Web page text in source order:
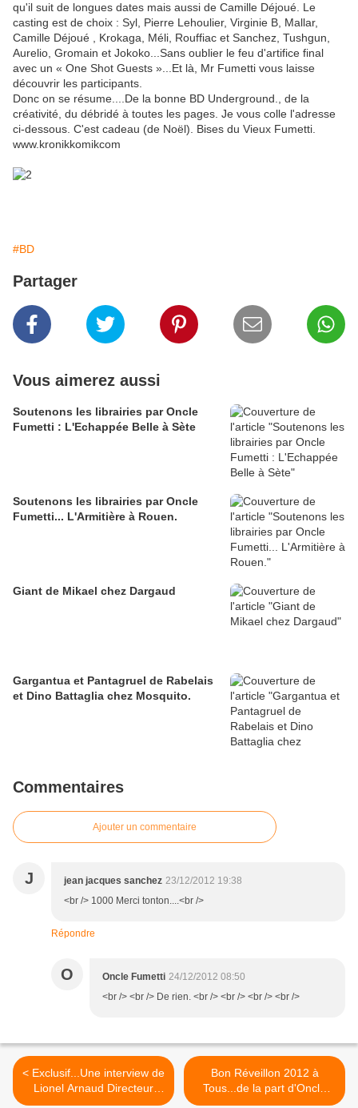
qu'il suit de longues dates mais aussi de Camille Déjoué. Le
casting est de choix : Syl, Pierre Lehoulier, Virginie B, Mallar,
Camille Déjoué , Krokaga, Méli, Rouffiac et Sanchez, Tushgun,
Aurelio, Gromain et Jokoko...Sans oublier le feu d'artifice final
avec un « One Shot Guests »...Et là, Mr Fumetti vous laisse
découvrir les participants.
Donc on se résume....De la bonne BD Underground., de la
créativité, du débridé à toutes les pages. Je vous colle l'adresse
ci-dessous. C'est cadeau (de Noël). Bises du Vieux Fumetti.
www.kronikkomikcom
#BD
Partager
Vous aimerez aussi
Soutenons les librairies par Oncle
Fumetti : L'Echappée Belle à Sète
Soutenons les librairies par Oncle
Fumetti... L'Armitière à Rouen.
Giant de Mikael chez Dargaud
Gargantua et Pantagruel de Rabelais
et Dino Battaglia chez Mosquito.
Commentaires
Ajouter un commentaire
J jean jacques sanchez 23/12/2012 19:38
<br /> 1000 Merci tonton....<br />
Répondre
O Oncle Fumetti 24/12/2012 08:50
<br /> <br /> De rien. <br /> <br /> <br /> <br />
< Exclusif...Une interview de
Lionel Arnaud Directeur
Marketing de Glénat.
Bon Réveillon 2012 à
Tous...de la part d'Oncle
Fumetti. >